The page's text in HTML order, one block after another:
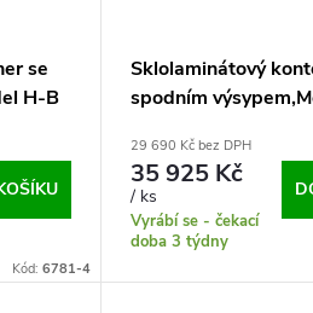
se
H-B
Kód: 6781-4
Sklolaminátový
spodním
29 690 Kč bez DPH
35 925 Kč
/ ks
Vyrábí se - čekací
doba 3 týdny